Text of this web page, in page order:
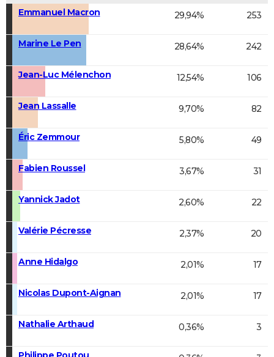
Emmanuel Macron
29,94% 253
Marine Le Pen 28,64% 242
Jean-Luc Mélenchon 12,54% 106
Jean Lassalle 9,70% 82
Éric Zemmour 5,80% 49
Fabien Roussel 3,67% 31
Yannick Jadot 2,60% 22
Valérie Pécresse 2,37% 20
Anne Hidalgo 2,01% 17
Nicolas Dupont-Aignan 2,01% 17
Nathalie Arthaud 0,36% 3